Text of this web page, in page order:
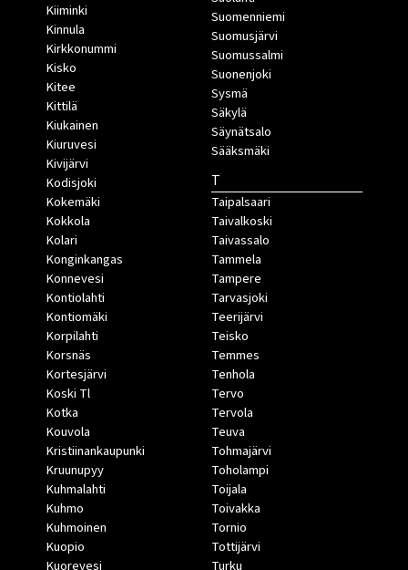
Kiiminki
Kinnula
Kirkkonummi
Kisko
Kitee
Kittilä
Kiukainen
Kiuruvesi
Kivijärvi
Kodisjoki
Kokemäki
Kokkola
Kolari
Konginkangas
Konnevesi
Kontiolahti
Kontiomäki
Korpilahti
Korsnäs
Kortesjärvi
Koski Tl
Kotka
Kouvola
Kristiinankaupunki
Kruunupyy
Kuhmalahti
Kuhmo
Kuhmoinen
Kuopio
Kuorevesi
Suomenniemi
Suomusjärvi
Suomussalmi
Suonenjoki
Sysmä
Säkylä
Säynätsalo
Sääksmäki
T
Taipalsaari
Taivalkoski
Taivassalo
Tammela
Tampere
Tarvasjoki
Teerijärvi
Teisko
Temmes
Tenhola
Tervo
Tervola
Teuva
Tohmajärvi
Toholampi
Toijala
Toivakka
Tornio
Tottijärvi
Turku